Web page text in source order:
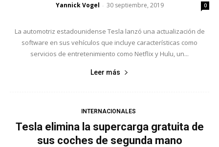
Yannick Vogel - 30 septiembre, 2019 0
La automotriz estadounidense Tesla lanzó una actualización de
software en sus vehículos que incluye características como
servicios de entretenimiento como Netflix y Hulu, un...
Leer más
INTERNACIONALES
Tesla elimina la supercarga gratuita de
sus coches de segunda mano